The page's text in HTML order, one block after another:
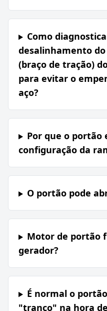
Como
desalinhamento
(braço de tração)
para evitar o
aço?
Por que o portão
configuração da
O portão pode
Motor de portão
gerador?
É normal o
"tranco" na hora